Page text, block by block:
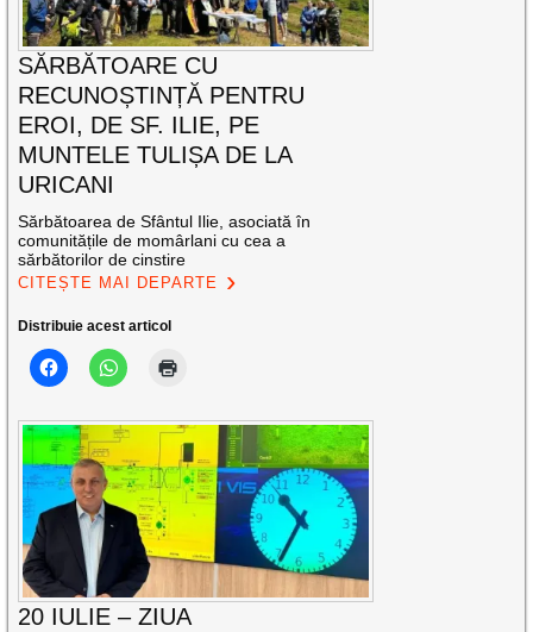
SĂRBĂTOARE CU
RECUNOȘTINȚĂ PENTRU
EROI, DE SF. ILIE, PE
MUNTELE TULIȘA DE LA
URICANI
Sărbătoarea de Sfântul Ilie, asociată în
comunitățile de momârlani cu cea a
sărbătorilor de cinstire
CITEȘTE MAI DEPARTE
Distribuie acest articol
20 IULIE – ZIUA